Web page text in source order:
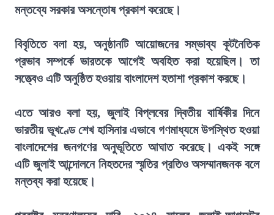
মন্তব্যে সরকার অসন্তোষ প্রকাশ করেছে।
বিবৃতিতে বলা হয়, অনুষ্ঠানটি আয়োজনের সম্ভাব্য কূটনৈতিক
প্রভাব সম্পর্কে ভারতকে আগেই অবহিত করা হয়েছিল। তা
সত্ত্বেও এটি অনুষ্ঠিত হওয়ায় বাংলাদেশ হতাশা প্রকাশ করছে।
এতে আরও বলা হয়, জুলাই বিপ্লবের দ্বিতীয় বার্ষিকীর দিনে
ভারতীয় ভূখণ্ডে শেখ হাসিনার এভাবে গণমাধ্যমে উপস্থিত হওয়া
বাংলাদেশের জনগণের অনুভূতিতে আঘাত করেছে। একই সঙ্গে
এটি জুলাই আন্দোলনে নিহতদের স্মৃতির প্রতিও অসম্মানজনক বলে
মন্তব্য করা হয়েছে।